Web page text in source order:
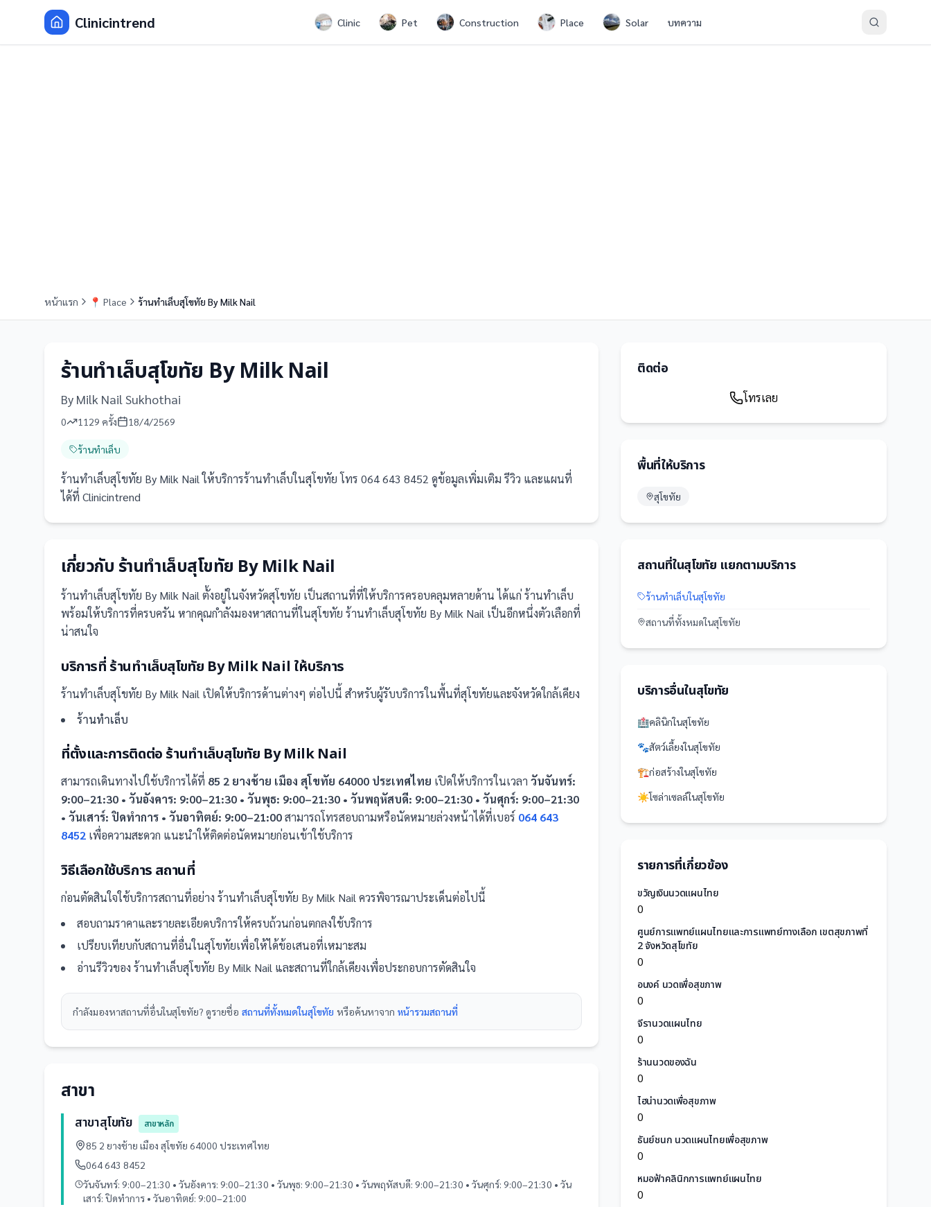
Clinicintrend Clinic Pet Construction Place Solar บทความ
หน้าแรก 📍 Place ร้านทำเล็บสุโขทัย By Milk Nail
ร้านทำเล็บสุโขทัย By Milk Nail
By Milk Nail Sukhothai
0 1129 ครั้ง 18/4/2569
ร้านทำเล็บ
ร้านทำเล็บสุโขทัย By Milk Nail ให้บริการร้านทำเล็บในสุโขทัย โทร 064 643 8452 ดูข้อมูลเพิ่มเติม รีวิว และแผนที่
ได้ที่ Clinicintrend
เกี่ยวกับร้านทำเล็บสุโขทัย By Milk Nail
ร้านทำเล็บสุโขทัย By Milk Nail ตั้งอยู่ในจังหวัดสุโขทัย เป็นสถานที่ที่ให้บริการครอบคลุมหลายด้าน ได้แก่ ร้านทำเล็บ
พร้อมให้บริการที่ครบครัน หากคุณกำลังมองหาสถานที่ในสุโขทัย ร้านทำเล็บสุโขทัย By Milk Nail เป็นอีกหนึ่งตัวเลือกที่
น่าสนใจ
บริการที่ ร้านทำเล็บสุโขทัย By Milk Nail ให้บริการ
ร้านทำเล็บสุโขทัย By Milk Nail เปิดให้บริการด้านต่างๆ ต่อไปนี้ สำหรับผู้รับบริการในพื้นที่สุโขทัยและจังหวัดใกล้เคียง
ร้านทำเล็บ
ที่ตั้งและการติดต่อ ร้านทำเล็บสุโขทัย By Milk Nail
สามารถเดินทางไปใช้บริการได้ที่ 85 2 ยางช้าย เมือง สุโขทัย 64000 ประเทศไทย เปิดให้บริการในเวลา วันจันทร์:
9:00–21:30 • วันอังคาร: 9:00–21:30 • วันพุธ: 9:00–21:30 • วันพฤหัสบดี: 9:00–21:30 • วันศุกร์: 9:00–21:30
• วันเสาร์: ปิดทำการ • วันอาทิตย์: 9:00–21:00สามารถโทรสอบถามหรือนัดหมายล่วงหน้าได้ที่เบอร์ 064 643
8452 เพื่อความสะดวก แนะนำให้ติดต่อนัดหมายก่อนเข้าใช้บริการ
วิธีเลือกใช้บริการ สถานที่
ก่อนตัดสินใจใช้บริการสถานที่อย่าง ร้านทำเล็บสุโขทัย By Milk Nail ควรพิจารณาประเด็นต่อไปนี้
สอบถามราคาและรายละเอียดบริการให้ครบถ้วนก่อนตกลงใช้บริการ
เปรียบเทียบกับสถานที่อื่นในสุโขทัยเพื่อให้ได้ข้อเสนอที่เหมาะสม
อ่านรีวิวของ ร้านทำเล็บสุโขทัย By Milk Nail และสถานที่ใกล้เคียงเพื่อประกอบการตัดสินใจ
กำลังมองหาสถานที่อื่นในสุโขทัย? ดูรายชื่อ สถานที่ทั้งหมดในสุโขทัย หรือค้นหาจาก หน้ารวมสถานที่
สาขา
สาขาสุโขทัย
สาขาหลัก
85 2 ยางช้าย เมือง สุโขทัย 64000 ประเทศไทย
064 643 8452
วันจันทร์: 9:00–21:30 • วันอังคาร: 9:00–21:30 • วันพุธ: 9:00–21:30 • วันพฤหัสบดี: 9:00–21:30 • วันศุกร์: 9:00–21:30 • วัน
เสาร์: ปิดทำการ • วันอาทิตย์: 9:00–21:00
ติดต่อ
โทรเลย
พื้นที่ให้บริการ
สุโขทัย
สถานที่ในสุโขทัย แยกตามบริการ
ร้านทำเล็บในสุโขทัย
สถานที่ทั้งหมดในสุโขทัย
บริการอื่นในสุโขทัย
🏥คลินิกในสุโขทัย
🐾สัตว์เลี้ยงในสุโขทัย
🏗️ก่อสร้างในสุโขทัย
☀️โซล่าเซลล์ในสุโขทัย
รายการที่เกี่ยวข้อง
ขวัญเงินนวดแผนไทย
0
ศูนย์การแพทย์แผนไทยและการแพทย์ทางเลือก เขตสุขภาพที่
2 จังหวัดสุโขทัย
0
อนงค์ นวดเพื่อสุขภาพ
0
จีรานวดแผนไทย
0
ร้านนวดของฉัน
0
ไฮน่านวดเพื่อสุขภาพ
0
ธันย์ชนก นวดแผนไทยเพื่อสุขภาพ
0
หมอฟ้าคลินิกการแพทย์แผนไทย
0